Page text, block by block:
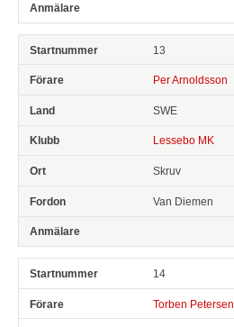
13
Per Arnoldsson
SWE
Lessebo MK
Skruv
Van Diemen
14
Torben Petersen